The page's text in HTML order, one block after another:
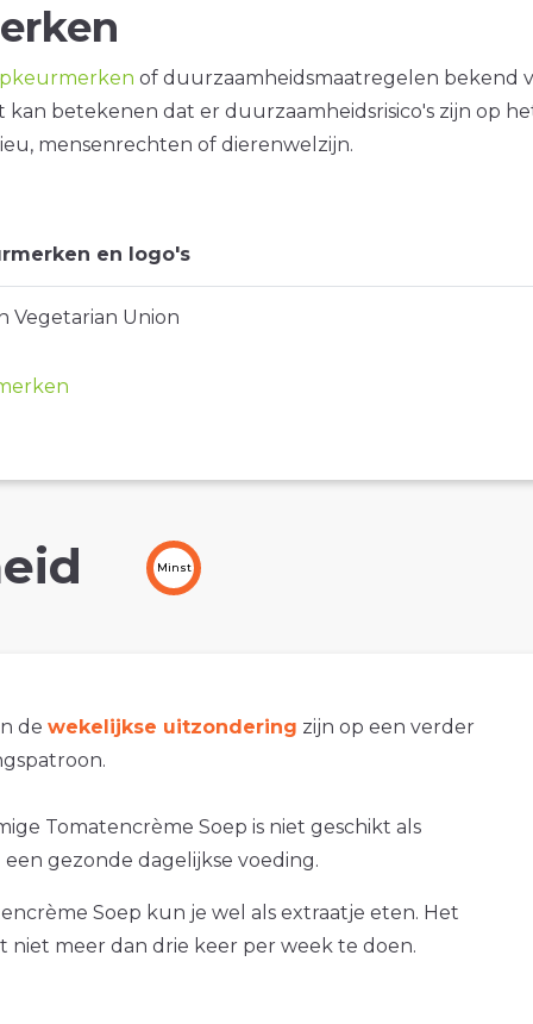
of duurzaamheidsmaatregelen bekend
kan betekenen dat er duurzaamheidsrisico's zijn op
mensenrechten of dierenwelzijn.
en logo's
Vegetarian Union
Minst
de wekelijkse uitzondering zijn op een verder
Tomatencrème Soep is niet geschikt als
gezonde dagelijkse voeding.
Soep kun je wel als extraatje eten. Het
niet meer dan drie keer per week te doen.